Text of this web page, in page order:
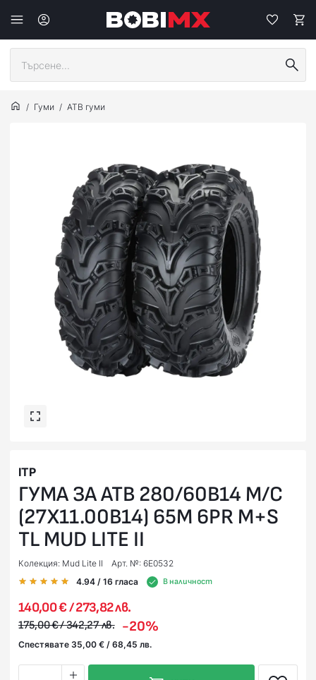
Гуми АТВ гуми
ITP
ГУМА ЗА АТВ 280/60B14 M/C
(27X11.00B14) 65M 6PR M+S
TL MUD LITE II
Колекция: Mud Lite II
Арт. №: 6E0532
4.94 / 16 гласа В наличност
140,00 € / 273,82 лв.
175,00 € / 342,27 лв. -20%
Спестявате 35,00 € / 68,45 лв.